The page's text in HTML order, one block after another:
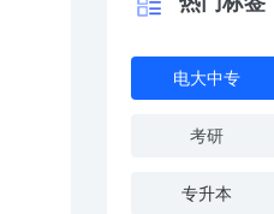
电大中专
考研
专升本